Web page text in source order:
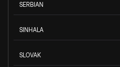
SERBIAN
SINHALA
SLOVAK